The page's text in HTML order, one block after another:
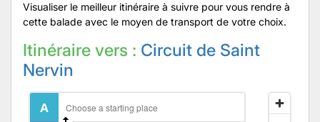
Visualiser le meilleur itinéraire à suivre pour vous rendre à
cette balade avec le moyen de transport de votre choix.
Itinéraire vers : Circuit de Saint
Nervin